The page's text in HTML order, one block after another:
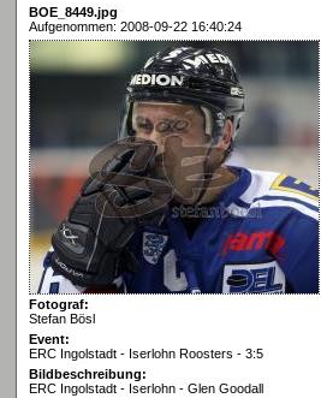
BOE_8449.jpg
Aufgenommen: 2008-09-22 16:40:24
Fotograf:
Stefan Bösl
Event:
ERC Ingolstadt - Iserlohn Roosters - 3:5
Bildbeschreibung:
ERC Ingolstadt - Iserlohn - Glen Goodall